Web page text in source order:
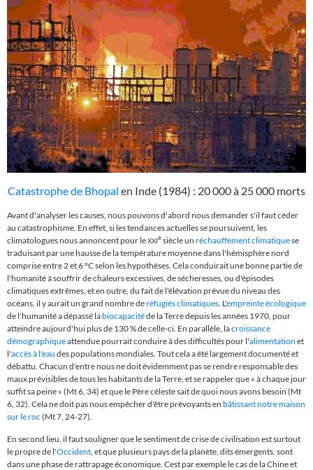
Catastrophe de Bhopal en Inde (1984) : 20 000 à 25 000 morts
Avant d'analyser les causes, nous pouvons d'abord nous demander s'il faut céder
au catastrophisme. En effet, si les tendances actuelles se poursuivent, les
climatologues nous annoncent pour leXXIesiècle un réchauffement climatiquese
traduisant par une hausse de la température moyenne dans l'hémisphère nord
comprise entre 2 et 6 °C selon les hypothèses. Cela conduirait une bonne partie de
l'humanité à souffrir de chaleurs excessives, de sécheresses, ou d'épisodes
climatiques extrêmes, et en outre, du fait de l'élévation prévue du niveau des
océans, il y aurait un grand nombre deréfugiés climatiques . L'empreinte écologique
de l'humanité a dépassé labiocapacitéde la Terre depuis les années 1970, pour
atteindre aujourd'hui plus de 130 % de celle-ci. En parallèle, lacroissance
démographiqueattendue pourrait conduire à des difficultés pour l'alimentation et
l'accès à l'eau des populations mondiales. Tout cela a été largement documenté et
débattu. Chacun d'entre nous ne doit évidemment pas se rendre responsable des
maux prévisibles de tous les habitants de la Terre, et se rappeler que « à chaque jour
suffit sa peine » (Mt 6, 34) et que le Père céleste sait de quoi nous avons besoin (Mt
6, 32). Cela ne doit pas nous empêcher d'être prévoyants en bâtissant notre maison
sur le roc (Mt 7, 24-27).
En second lieu, il faut souligner que le sentiment de crise de civilisation est surtout
le propre de l'Occident , et que plusieurs pays de la planète, dits émergents, sont
dans une phase de rattrapage économique. Cest par exemple le cas de la Chine et